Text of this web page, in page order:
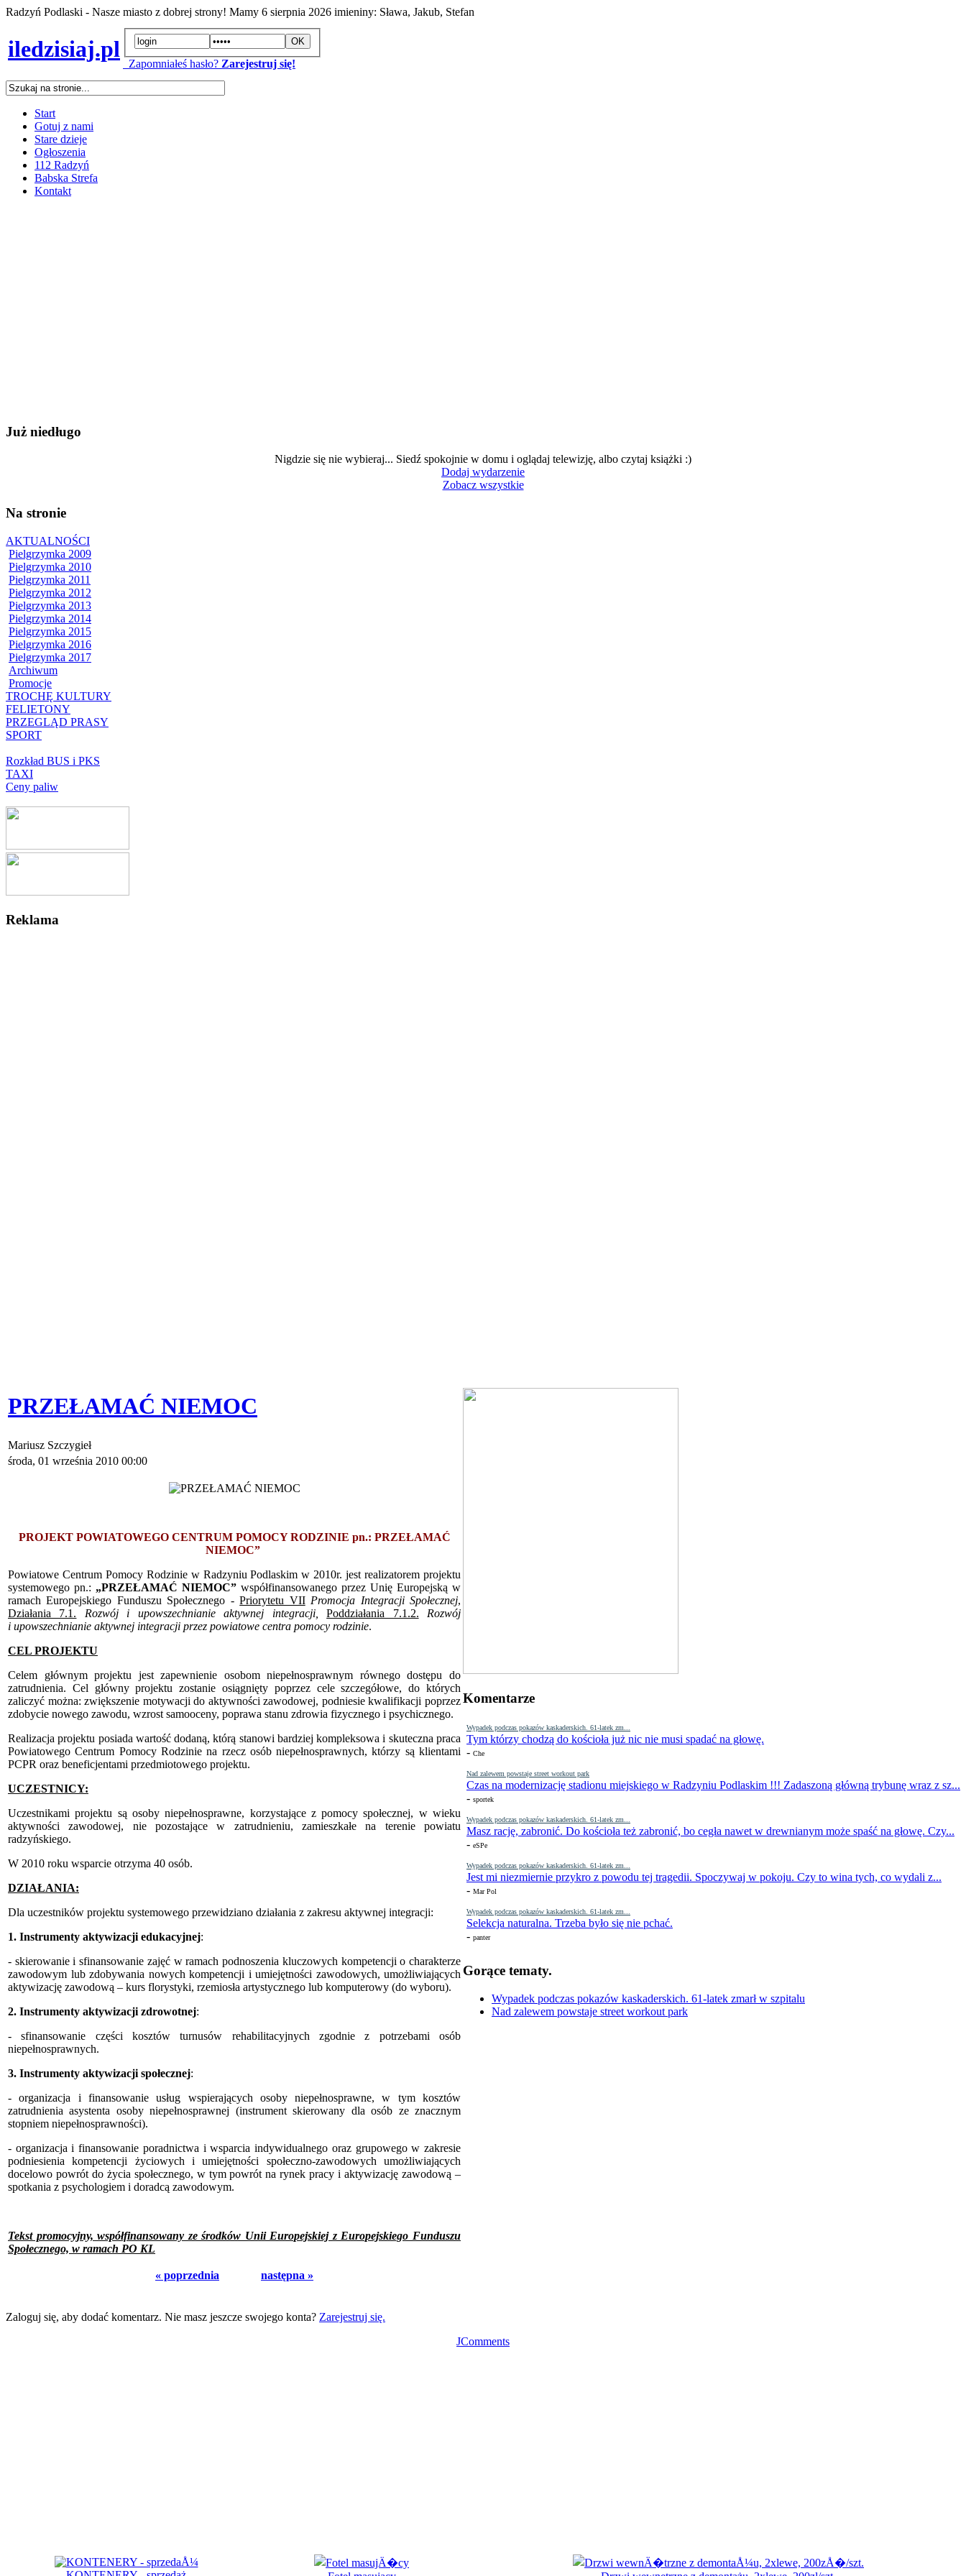
Radzyń Podlaski - Nasze miasto z dobrej strony! Mamy 6 sierpnia 2026 imieniny: Sława, Jakub, Stefan
iledzisiaj.pl
Zapomniałeś hasło? Zarejestruj się!
Start
Gotuj z nami
Stare dzieje
Ogłoszenia
112 Radzyń
Babska Strefa
Kontakt
Już niedługo
Nigdzie się nie wybieraj... Siedź spokojnie w domu i oglądaj telewizję, albo czytaj książki :)
Dodaj wydarzenie
Zobacz wszystkie
Na stronie
AKTUALNOŚCI
Pielgrzymka 2009
Pielgrzymka 2010
Pielgrzymka 2011
Pielgrzymka 2012
Pielgrzymka 2013
Pielgrzymka 2014
Pielgrzymka 2015
Pielgrzymka 2016
Pielgrzymka 2017
Archiwum
Promocje
TROCHĘ KULTURY
FELIETONY
PRZEGLĄD PRASY
SPORT
Rozkład BUS i PKS
TAXI
Ceny paliw
Reklama
Komentarze
Wypadek podczas pokazów kaskaderskich. 61-latek zm...
Tym którzy chodzą do kościoła już nic nie musi spadać na głowę.
- Che
Nad zalewem powstaje street workout park
Czas na modernizację stadionu miejskiego w Radzyniu Podlaskim !!! Zadaszoną główną trybunę wraz z sz...
- sportek
Wypadek podczas pokazów kaskaderskich. 61-latek zm...
Masz rację, zabronić. Do kościoła też zabronić, bo cegła nawet w drewnianym może spaść na głowę. Czy...
- eSPe
Wypadek podczas pokazów kaskaderskich. 61-latek zm...
Jest mi niezmiernie przykro z powodu tej tragedii. Spoczywaj w pokoju. Czy to wina tych, co wydali z...
- Mar Pol
Wypadek podczas pokazów kaskaderskich. 61-latek zm...
Selekcja naturalna. Trzeba było się nie pchać.
- panter
Gorące tematy.
Wypadek podczas pokazów kaskaderskich. 61-latek zmarł w szpitalu
Nad zalewem powstaje street workout park
PRZEŁAMAĆ NIEMOC
Mariusz Szczygieł
środa, 01 września 2010 00:00
PROJEKT POWIATOWEGO CENTRUM POMOCY RODZINIE pn.: PRZEŁAMAĆ
NIEMOC”
Powiatowe Centrum Pomocy Rodzinie w Radzyniu Podlaskim w 2010r. jest realizatorem projektu
systemowego pn.: „PRZEŁAMAĆ NIEMOC” współfinansowanego przez Unię Europejską w
ramach Europejskiego Funduszu Społecznego -Priorytetu VII Promocja Integracji Społecznej,
Działania 7.1.
Rozwój i upowszechnianie aktywnej integracji, Poddziałania 7.1.2.
Rozwój
i upowszechnianie aktywnej integracji przez powiatowe centra pomocy rodzinie.
CEL PROJEKTU
Celem głównym projektu jest zapewnienie osobom niepełnosprawnym równego dostępu do
zatrudnienia. Cel główny projektu zostanie osiągnięty poprzez cele szczegółowe, do których
zaliczyć można: zwiększenie motywacji do aktywności zawodowej, podniesie kwalifikacji poprzez
zdobycie nowego zawodu, wzrost samooceny, poprawa stanu zdrowia fizycznego i psychicznego.
Realizacja projektu posiada wartość dodaną, którą stanowi bardziej kompleksowa i skuteczna praca
Powiatowego Centrum Pomocy Rodzinie na rzecz osób niepełnosprawnych, którzy są klientami
PCPR oraz beneficjentami przedmiotowego projektu.
UCZESTNICY:
Uczestnikami projektu są osoby niepełnosprawne, korzystające z pomocy społecznej, w wieku
aktywności zawodowej, nie pozostające w zatrudnieniu, zamieszkałe na terenie powiatu
radzyńskiego.
W 2010 roku wsparcie otrzyma 40 osób.
DZIAŁANIA:
Dla uczestników projektu systemowego przewidziano działania z zakresu aktywnej integracji:
1. Instrumenty aktywizacji edukacyjnej:
- skierowanie i sfinansowanie zajęć w ramach podnoszenia kluczowych kompetencji o charakterze
zawodowym lub zdobywania nowych kompetencji i umiejętności zawodowych, umożliwiających
aktywizację zawodową – kurs florystyki, rzemiosła artystycznego lub komputerowy (do wyboru).
2. Instrumenty aktywizacji zdrowotnej:
- sfinansowanie części kosztów turnusów rehabilitacyjnych zgodnie z potrzebami osób
niepełnosprawnych.
3. Instrumenty aktywizacji społecznej:
- organizacja i finansowanie usług wspierających osoby niepełnosprawne, w tym kosztów
zatrudnienia asystenta osoby niepełnosprawnej (instrument skierowany dla osób ze znacznym
stopniem niepełnosprawności).
- organizacja i finansowanie poradnictwa i wsparcia indywidualnego oraz grupowego w zakresie
podniesienia kompetencji życiowych i umiejętności społeczno-zawodowych umożliwiających
docelowo powrót do życia społecznego, w tym powrót na rynek pracy i aktywizację zawodową –
spotkania z psychologiem i doradcą zawodowym.
Tekst promocyjny, współfinansowany ze środków Unii Europejskiej z Europejskiego Funduszu
Społecznego, w ramach PO KL
« poprzednia następna »
Zaloguj się, aby dodać komentarz. Nie masz jeszcze swojego konta? Zarejestruj się.
JComments